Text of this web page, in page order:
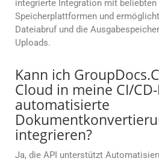
integrierte Integration mit beliebten
Speicherplattformen und
Dateiabruf und die
Uploads.
Kann ich
Cloud in meine CI/
automatisierte
integrieren?
Ja, die API unterstützt